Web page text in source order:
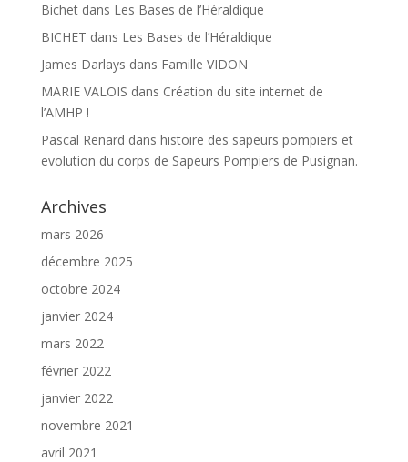
Bichetdans Les Bases de l’Héraldique
BICHET dans Les Bases de l’Héraldique
James Darlays dans Famille VIDON
MARIE VALOIS dans Création du site internet de
l’AMHP !
Pascal Renard dans histoire des sapeurs pompiers et
evolution du corps de Sapeurs Pompiers de Pusignan.
Archives
mars 2026
décembre 2025
octobre 2024
janvier 2024
mars 2022
février 2022
janvier 2022
novembre 2021
avril 2021